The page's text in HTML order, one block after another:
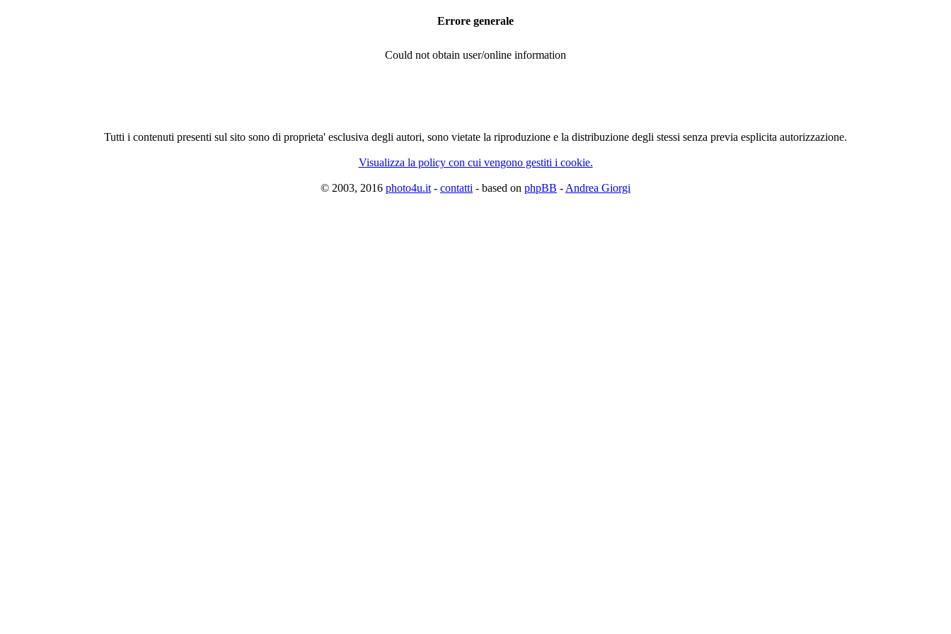
Errore generale
Could not obtain user/online information
Tutti i contenuti presenti sul sito sono di proprieta' esclusiva degli autori, sono vietate la riproduzione e la distribuzione degli stessi senza previa esplicita autorizzazione.
Visualizza la policy con cui vengono gestiti i cookie.
© 2003, 2016 photo4u.it - contatti - based on phpBB - Andrea Giorgi